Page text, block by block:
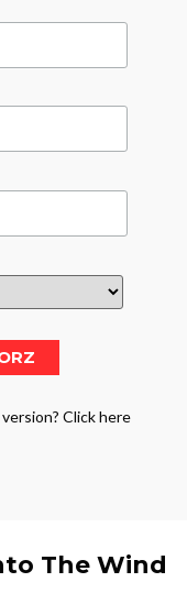
Click here
The Wind